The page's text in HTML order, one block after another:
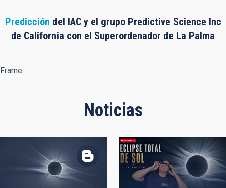
Predicción del IAC y el grupo Predictive Science Inc
de California con el Superordenador de La Palma
Frame
Noticias